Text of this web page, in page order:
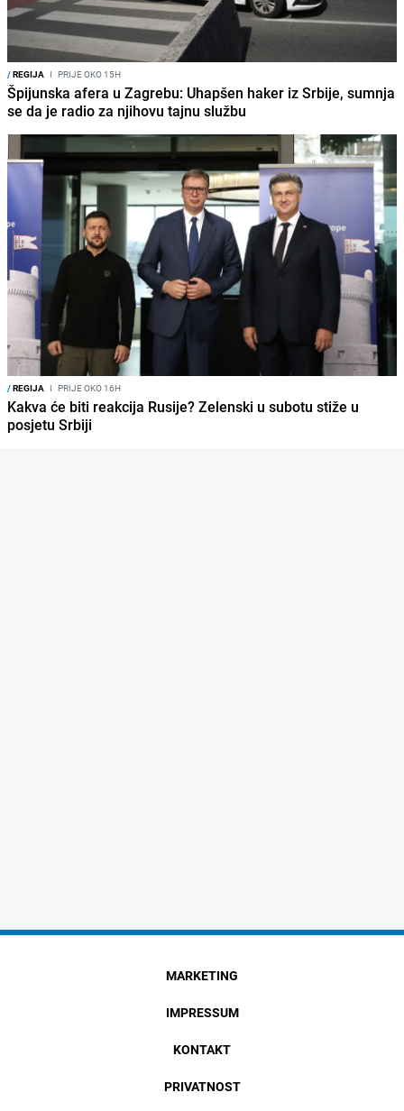
/REGIJA I PRIJE OKO 15H
Špijunska afera u Zagrebu: Uhapšen haker iz Srbije, sumnja
se da je radio za njihovu tajnu službu
/REGIJA I PRIJE OKO 16H
Kakva će biti reakcija Rusije? Zelenski u subotu stiže u
posjetu Srbiji
MARKETING
IMPRESSUM
KONTAKT
PRIVATNOST